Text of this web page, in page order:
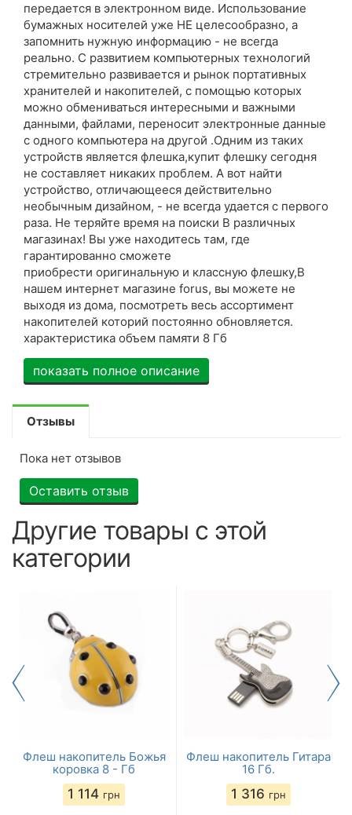
передается в электронном виде. Использование
бумажных носителей уже НЕ целесообразно, а
запомнить нужную информацию - не всегда
реально. С развитием компьютерных технологий
стремительно развивается и рынок портативных
хранителей и накопителей, с помощью которых
можно обмениваться интересными и важными
данными, файлами, переносит электронные данные
с одного компьютера на другой .Одним из таких
устройств является флешка,купит флешку сегодня
не составляет никаких проблем. А вот найти
устройство, отличающееся действительно
необычным дизайном, - не всегда удается с первого
раза. Не теряйте время на поиски В различных
магазинах! Вы уже находитесь там, где
гарантированно сможете
приобрести оригинальную и классную флешку,В
нашем интернет магазине forus, вы можете не
выходя из дома, посмотреть весь ассортимент
накопителей которий постоянно обновляется.
характеристика объем памяти 8 Гб
показать полное описание
Отзывы
Пока нет отзывов
Оставить отзыв
Другие товары с этой
категории
Флеш накопитель Божья
коровка 8 - Гб
1 114 грн
Флеш накопитель Гитара
16 Гб.
1 316 грн